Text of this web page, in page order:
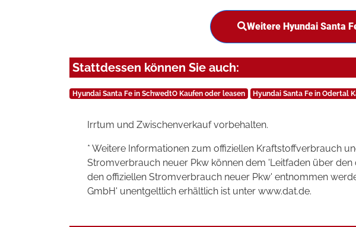
Weitere Hyundai Santa
Stattdessen können Sie auch:
Hyundai Santa Fe in SchwedtO Kaufen oder leasen Hyundai Santa Fe in Odertal
Irrtum und Zwischenverkauf vorbehalten.
* Weitere Informationen zum offiziellen Kraftstoffverbrauch
Stromverbrauch neuer Pkw können dem 'Leitfaden über
den offiziellen Stromverbrauch neuer Pkw' entnommen
GmbH' unentgeltlich erhältlich ist unter www.dat.de.